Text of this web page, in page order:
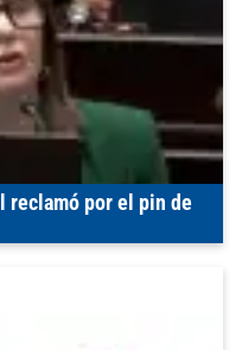
reclamó por el pin de